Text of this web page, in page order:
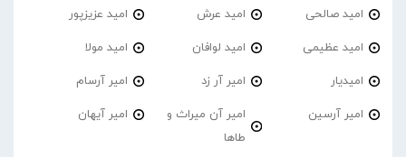
امید صالحی امید عرش امید عزیزپور
امید عظیمی امید لوافان امید مولا
امیدیار امیر آر زد امیر آرسام
امیر آرسین
امیر آن میراث و
طاها
امیر آیهان